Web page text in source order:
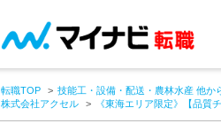
転職TOP 技能工・設備・配送・農林水産 他か
株式会社アクセル
《東海エリア限定》【品質